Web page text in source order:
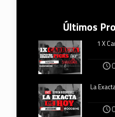
Últimos
1 X
La